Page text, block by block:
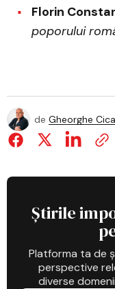
Florin
poporului
de Gheorghe
Știrile
Platforma ta de
perspective
diverse